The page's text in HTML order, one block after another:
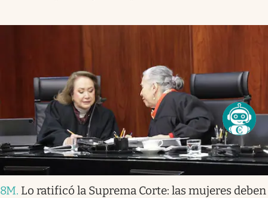
8M. Lo ratificó la Suprema Corte: las mujeres deben